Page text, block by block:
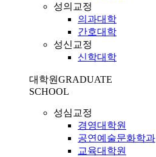
성의교정
의과대학
간호대학
성신교정
신학대학
대학원GRADUATE
SCHOOL
성심교정
경영대학원
공연예술문화학과
교육대학원